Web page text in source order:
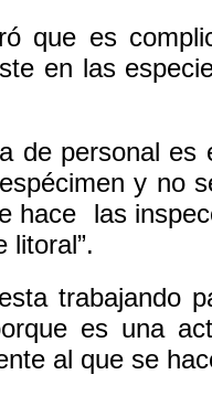
que es
en las
de personal
y no
hace las
litoral”.
trabajando
es una
al que se